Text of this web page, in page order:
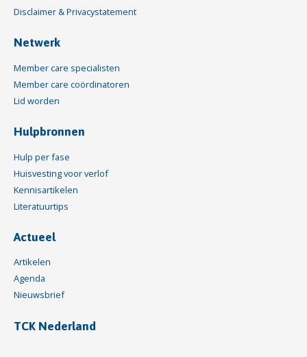
Disclaimer & Privacystatement
Netwerk
Member care specialisten
Member care coördinatoren
Lid worden
Hulpbronnen
Hulp per fase
Huisvesting voor verlof
Kennisartikelen
Literatuurtips
Actueel
Artikelen
Agenda
Nieuwsbrief
TCK Nederland